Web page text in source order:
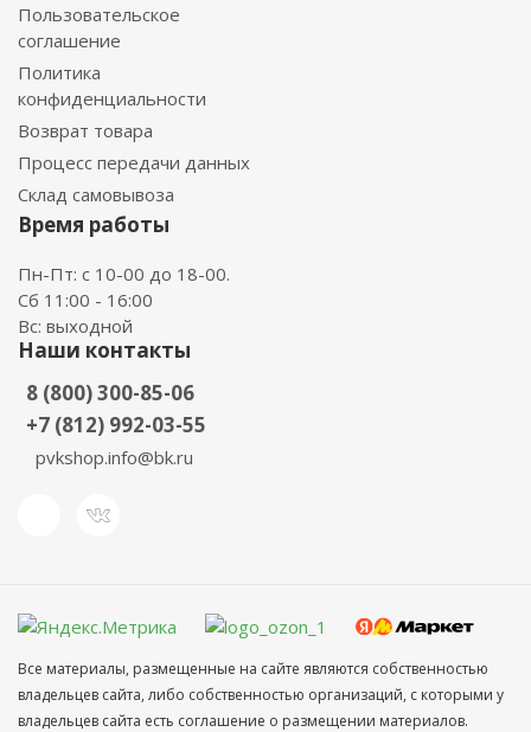
Пользовательское
соглашение
Политика
конфиденциальности
Возврат товара
Процесс передачи данных
Склад самовывоза
Время работы
Пн-Пт: с 10-00 до 18-00.
Сб 11:00 - 16:00
Вс: выходной
Наши контакты
8 (800) 300-85-06
+7 (812) 992-03-55
pvkshop.info@bk.ru
Все материалы, размещенные на сайте являются собственностью
владельцев сайта, либо собственностью организаций, с которыми у
владельцев сайта есть соглашение о размещении материалов.